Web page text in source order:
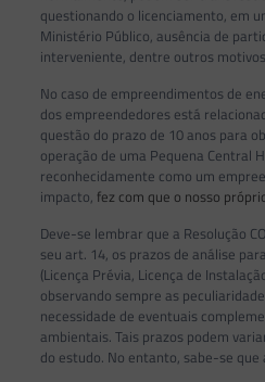
questionando o licenciamento, em
Ministério Público, ausência de
interveniente, dentre outros
No caso de empreendimentos de
dos empreendedores está
questão do prazo de 10 anos para
operação de uma Pequena Central
reconhecidamente como um
impacto, fez com que o nosso
Deve-se lembrar que a Resolução
seu art. 14, os prazos de análise
(Licença Prévia, Licença de
observando sempre as
necessidade de eventuais
ambientais. Tais prazos podem
do estudo. No entanto, sabe-se que